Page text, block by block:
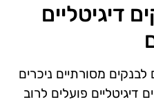
דיגיטליים
לבנקים מסורתיים ניכרים
פועלים לרוב